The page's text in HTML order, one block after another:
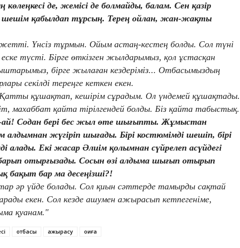
де, жемісі де болмайды, балам. Сен қазір
шешім қабылдап тұрсың. Терең ойлан, жан-жақты
жетті. Үнсіз тұрмын. Ойым астаң-кестең болды. Сол түні
түсті. Бірге өткізген жылдарымыз, қол ұстасқан
бірге жылаған кездеріміз... Отбасымыздың
секілді тереңге кеткен екен.
Қатты құшақтап, кешірім сұрадым. Ол үндемей құшақтады.
махаббат қайта тірілгендей болды. Біз қайта табыстық.
ай! Содан бері бес жыл өте шығыпты. Жұмыстан
алдымнан жүгіріп шығады. Бірі костюмімді шешіп, бірі
алады. Екі жасар Әлиім қолымнан сүйрелеп асүйдегі
отырғызады. Сосын өзі алдыма шығып отырып
бақыт бар ма десеңізші?!
әр үйде болады. Сол қиын сәттерде тамырды сақтай
екен. Сол кезде ашумен ажырасып кетпегеніме,
қуанам."
отбасы ажырасу оқиға